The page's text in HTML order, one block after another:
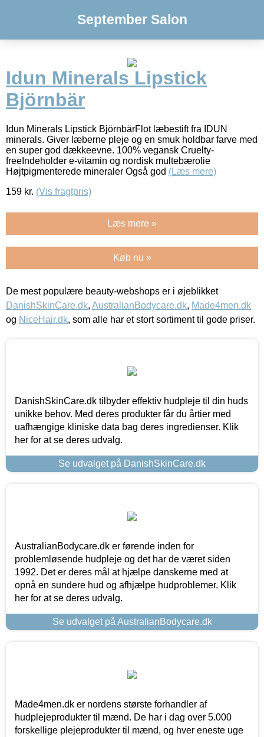
September Salon
Idun Minerals Lipstick
Björnbär
Idun Minerals Lipstick BjörnbärFlot læbestift fra IDUN
minerals. Giver læberne pleje og en smuk holdbar farve med
en super god dækkeevne. 100% vegansk Cruelty-
freeIndeholder e-vitamin og nordisk multebærolie
Højtpigmenterede mineraler Også god (Læs mere)
159 kr. (Vis fragtpris)
Læs mere »
Køb nu »
De mest populære beauty-webshops er i øjeblikket
DanishSkinCare.dk, AustralianBodycare.dk, Made4men.dk
og NiceHair.dk, som alle har et stort sortiment til gode priser.
DanishSkinCare.dk tilbyder effektiv hudpleje til din huds
unikke behov. Med deres produkter får du årtier med
uafhængige kliniske data bag deres ingredienser. Klik
her for at se deres udvalg.
Se udvalget på DanishSkinCare.dk
AustralianBodycare.dk er førende inden for
problemløsende hudpleje og det har de været siden
1992. Det er deres mål at hjælpe danskerne med at
opnå en sundere hud og afhjælpe hudproblemer. Klik
her for at se deres udvalg.
Se udvalget på AustralianBodycare.dk
Made4men.dk er nordens største forhandler af
hudplejeprodukter til mænd. De har i dag over 5.000
forskellige plejeprodukter til mænd, og hver eneste uge